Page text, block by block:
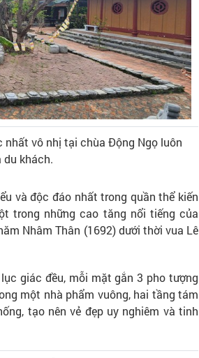
nhất vô nhị tại chùa Động Ngọ luôn
khách.
và độc đáo nhất trong quần thể kiến
trong những cao tăng nổi tiếng của
Nhâm Thân (1692) dưới thời vua Lê
giác đều, mỗi mặt gắn 3 pho tượng
một nhà phẩm vuông, hai tầng tám
tạo nên vẻ đẹp uy nghiêm và tinh